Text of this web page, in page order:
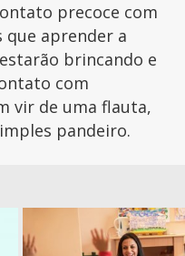
precoce com
aprender a
brincando e
com
vir de uma flauta,
pandeiro.